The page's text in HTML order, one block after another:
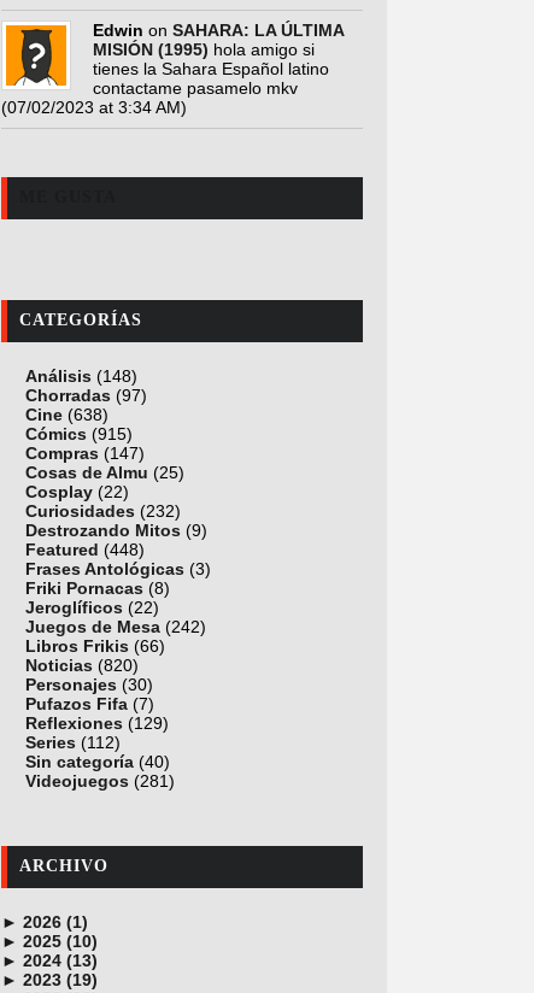
Edwin on SAHARA: LA ÚLTIMA
MISIÓN (1995) hola amigo si
tienes la Sahara Español latino
contactame pasamelo mkv
(07/02/2023 at 3:34 AM)
CATEGORÍAS
Análisis (148)
Chorradas (97)
Cine (638)
Cómics (915)
Compras (147)
Cosas de Almu (25)
Cosplay (22)
Curiosidades (232)
Destrozando Mitos (9)
Featured (448)
Frases Antológicas (3)
Friki Pornacas (8)
Jeroglíficos (22)
Juegos de Mesa (242)
Libros Frikis (66)
Noticias (820)
Personajes (30)
Pufazos Fifa (7)
Reflexiones (129)
Series (112)
Sin categoría (40)
Videojuegos (281)
ARCHIVO
► 2026 (1)
junio (1)
► 2025 (10)
noviembre (1)
octubre (1)
► 2024 (13)
diciembre (4)
► 2023 (19)